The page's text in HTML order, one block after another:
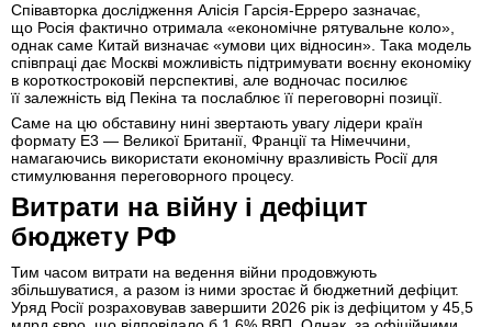
Співавторка дослідження Алісія Гарсія-Ерреро зазначає,
що Росія фактично отримала «економічне рятувальне коло»,
однак саме Китай визначає «умови цих відносин». Така модель
співпраці дає Москві можливість підтримувати воєнну економіку
в короткостроковій перспективі, але водночас посилює
її залежність від Пекіна та послаблює її переговорні позиції.
Саме на цю обставину нині звертають увагу лідери країн
формату E3 — Великої Британії, Франції та Німеччини,
намагаючись використати економічну вразливість Росії для
стимулювання переговорного процесу.
Витрати на війну і дефіцит
бюджету РФ
Тим часом витрати на ведення війни продовжують
збільшуватися, а разом із ними зростає й бюджетний дефіцит.
Уряд Росії розраховував завершити 2026 рік із дефіцитом у 45,5